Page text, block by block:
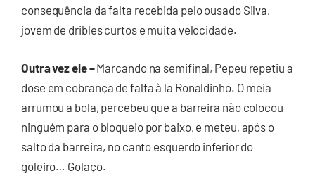
consequência da falta recebida pelo ousado Silva,
jovem de dribles curtos e muita velocidade.
Outra vez ele –Marcando na semifinal, Pepeu repetiu a
dose em cobrança de falta à la Ronaldinho. O meia
arrumou a bola, percebeu que a barreira não colocou
ninguém para o bloqueio por baixo, e meteu, após o
salto da barreira, no canto esquerdo inferior do
goleiro… Golaço.